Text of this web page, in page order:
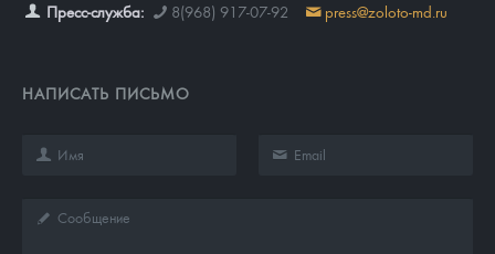
Пресс-служба: 8(968) 917-07-92 press@zoloto-md.ru
НАПИСАТЬ ПИСЬМО